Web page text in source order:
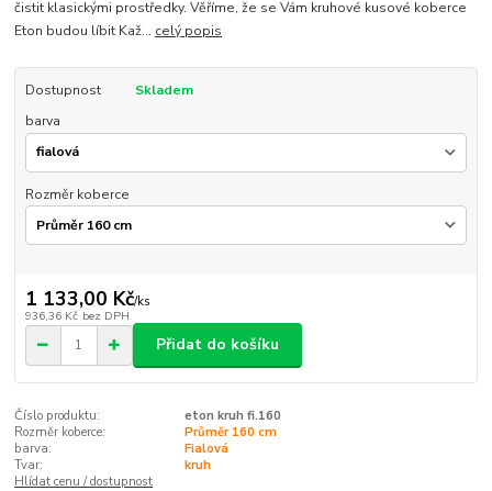
čistit klasickými prostředky. Věříme, že se Vám kruhové kusové koberce
Eton budou líbit Kaž... celý popis
Dostupnost
Skladem
barva
Rozměr koberce
1 133,00 Kč/ks
936,36 Kč bez DPH
Přidat do košíku
Číslo produktu:
eton kruh fi.160
Rozměr koberce:
Průměr 160 cm
barva:
Fialová
Tvar:
kruh
Hlídat cenu / dostupnost